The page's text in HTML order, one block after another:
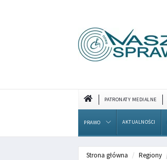
PATRONATY MEDIALNE
PRAWO AKTUALNOŚCI
Strona główna Regiony